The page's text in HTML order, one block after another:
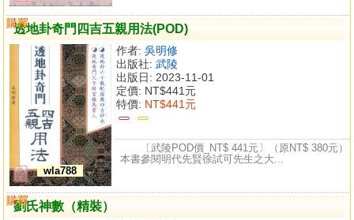
透地卦奇門四吉五親用法(POD)
wla788
作者: 吳明修
出版社: 武陵
出版日: 2023-11-01
定價: NT$441元
特價: NT$441元
購買
比較
〔武陵POD價_NT$ 441元〕（原NT$ 380元）
本書參閱明代先賢徐試可先生之大...
劉氏神數（精裝）
購買
比較